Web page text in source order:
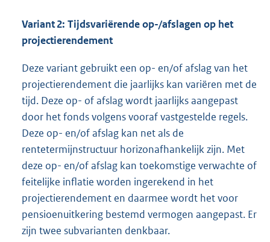
Variant 2: Tijdsvariërende op-/afslagen op het
projectierendement
Deze variant gebruikt een op- en/of afslag van het
projectierendement die jaarlijks kan variëren met de
tijd. Deze op- of afslag wordt jaarlijks aangepast
door het fonds volgens vooraf vastgestelde regels.
Deze op- en/of afslag kan net als de
rentetermijnstructuur horizonafhankelijk zijn. Met
deze op- en/of afslag kan toekomstige verwachte of
feitelijke inflatie worden ingerekend in het
projectierendement en daarmee wordt het voor
pensioenuitkering bestemd vermogen aangepast. Er
zijn twee subvarianten denkbaar.